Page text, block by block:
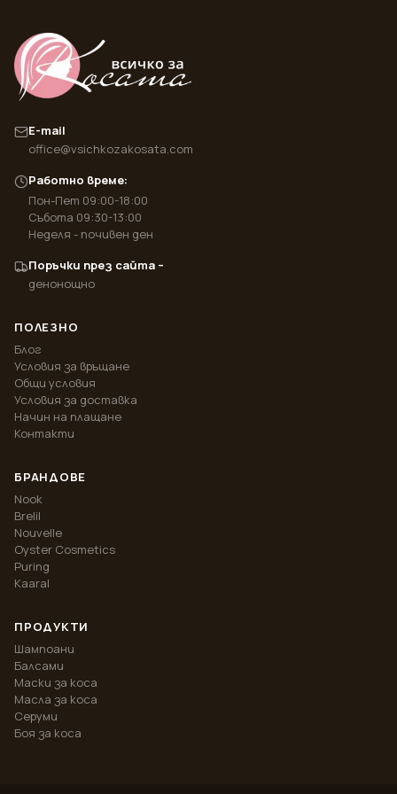
E-mail
office@vsichkozakosata.com
Работно време:
Пон-Пет 09:00-18:00
Събота 09:30-13:00
Неделя - почивен ден
Поръчки през сайта –
денонощно
ПОЛЕЗНО
Блог
Условия за връщане
Общи условия
Условия за доставка
Начин на плащане
Контакти
БРАНДОВЕ
Nook
Brelil
Nouvelle
Oyster Cosmetics
Puring
Kaaral
ПРОДУКТИ
Шампоани
Балсами
Маски за коса
Масла за коса
Серуми
Боя за коса